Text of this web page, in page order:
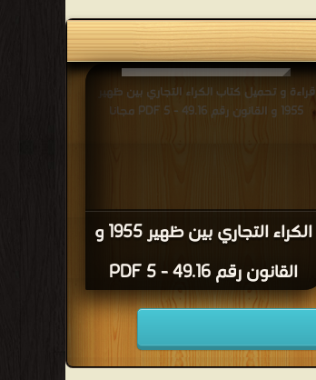
الكراء التجاري بين ظهير 1955 و
القانون رقم 49.16 - 5 PDF
قراءة و تحميل كتاب الكراء التجاري بين ظهير
1955 و القانون رقم 49.16 - 5 PDF مجانا